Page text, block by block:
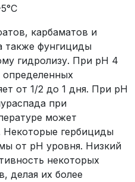
карбаматов и
также фунгициды
гидролизу. При pH 4
от 1/2 до 1 дня. При pH
при
может
Некоторые гербициды
от рН уровня. Низкий
некоторых
делая их более